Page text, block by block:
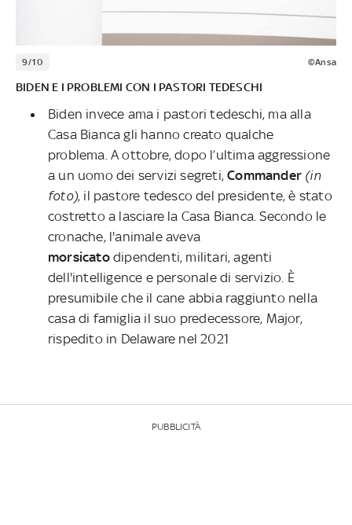
9/10 ©Ansa
BIDEN E I PROBLEMI CON I PASTORI TEDESCHI
Biden invece ama i pastori tedeschi, ma alla
Casa Bianca gli hanno creato qualche
problema. A ottobre, dopo l’ultima aggressione
a un uomo dei servizi segreti,Commander (in
foto), il pastore tedesco del presidente, è stato
costretto a lasciare la Casa Bianca. Secondo le
cronache, l'animale aveva
morsicatodipendenti, militari, agenti
dell'intelligence e personale di servizio. È
presumibile che il cane abbia raggiunto nella
casa di famiglia il suo predecessore, Major,
rispedito in Delaware nel 2021
PUBBLICITÀ